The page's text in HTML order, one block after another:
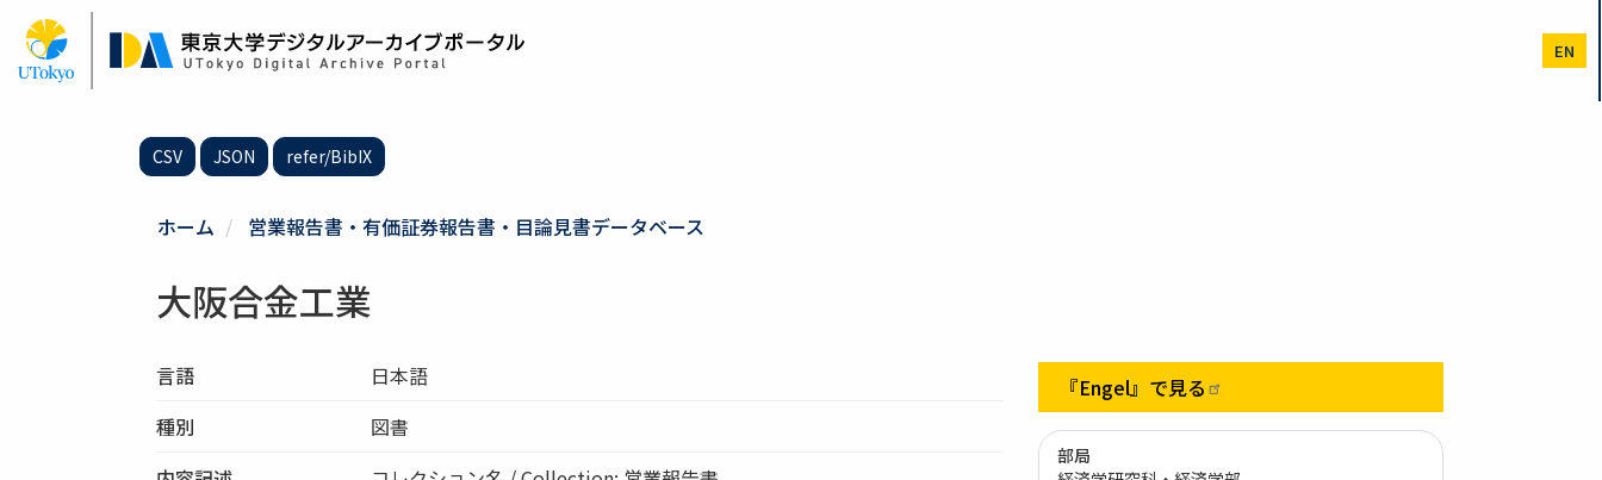
ン
EN
CSV JSON refer/BibIX
ホーム 営業報告書・有価証券報告書・目論見書データベース
大阪合金工業
言語
日本語
種別
図書
『Engel』で見る
部局